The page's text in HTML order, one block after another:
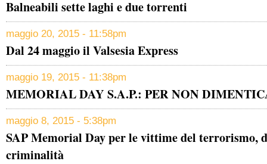
Balneabili sette laghi e due torrenti
maggio 20, 2015 - 11:58pm
Dal 24 maggio il Valsesia Express
maggio 19, 2015 - 11:38pm
MEMORIAL DAY S.A.P.: PER NON
maggio 8, 2015 - 5:38pm
SAP Memorial Day per le vittime del terrorismo,
criminalità